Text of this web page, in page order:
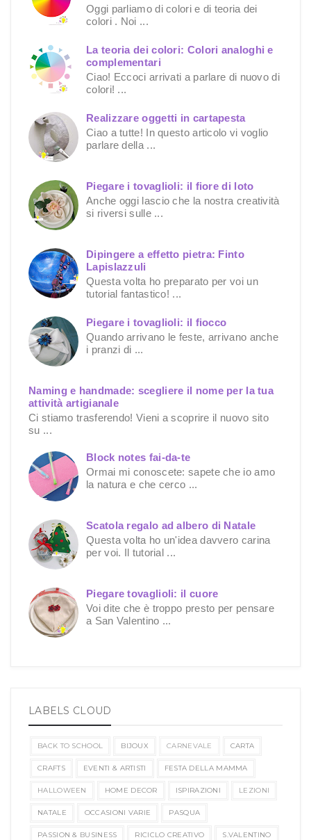
Oggi parliamo di colori e di teoria dei
colori . Noi ...
La teoria dei colori: Colori analoghi e
complementari
Ciao! Eccoci arrivati a parlare di nuovo di
colori! ...
Realizzare oggetti in cartapesta
Ciao a tutte! In questo articolo vi voglio
parlare della ...
Piegare i tovaglioli: il fiore di loto
Anche oggi lascio che la nostra creatività
si riversi sulle ...
Dipingere a effetto pietra: Finto
Lapislazzuli
Questa volta ho preparato per voi un
tutorial fantastico! ...
Piegare i tovaglioli: il fiocco
Quando arrivano le feste, arrivano anche
i pranzi di ...
Naming e handmade: scegliere il nome per la tua
attività artigianale
Ci stiamo trasferendo! Vieni a scoprire il nuovo sito
su ...
Block notes fai-da-te
Ormai mi conoscete: sapete che io amo
la natura e che cerco ...
Scatola regalo ad albero di Natale
Questa volta ho un'idea davvero carina
per voi. Il tutorial ...
Piegare tovaglioli: il cuore
Voi dite che è troppo presto per pensare
a San Valentino ...
LABELS CLOUD
BACK TO SCHOOL BIJOUX CARNEVALE CARTA
CRAFTS EVENTI & ARTISTI FESTA DELLA MAMMA
HALLOWEEN HOME DECOR ISPIRAZIONI LEZIONI
NATALE OCCASIONI VARIE PASQUA
PASSION & BUSINESS RICICLO CREATIVO S.VALENTINO